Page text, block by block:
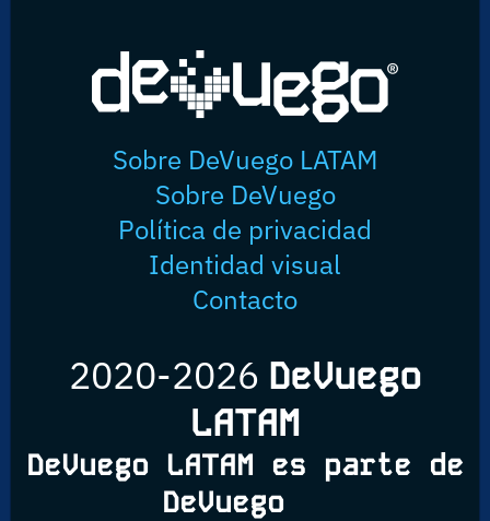
Sobre DeVuego LATAM
Sobre DeVuego
Política de privacidad
Identidad visual
Contacto
2020-2026 DeVuego
LATAM
DeVuego LATAM es parte de
DeVuego